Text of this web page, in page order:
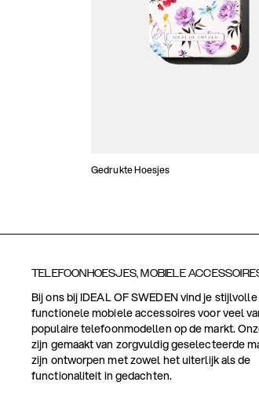
Gedrukte Hoesjes
TELEFOONHOESJES, MOBIELE
Bij ons bij IDEAL OF SWEDEN vind je
functionele mobiele accessoires voor veel
populaire telefoonmodellen op de markt.
zijn gemaakt van zorgvuldig geselecteerde
zijn ontworpen met zowel het uiterlijk als de
functionaliteit in gedachten.